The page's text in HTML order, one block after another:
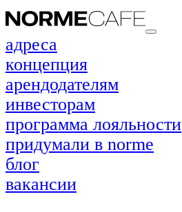
адреса
концепция
арендодателям
инвесторам
программа лояльности
придумали в norme
блог
вакансии